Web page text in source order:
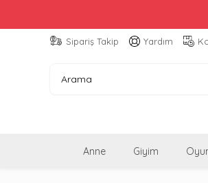
Sipariş Takip Yardım
Anne Giyim